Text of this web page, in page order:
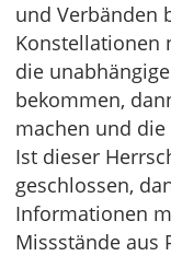
und Verbänden
Konstellationen
die
bekommen,
machen und
Ist dieser
geschlossen,
Informationen
Missstände aus